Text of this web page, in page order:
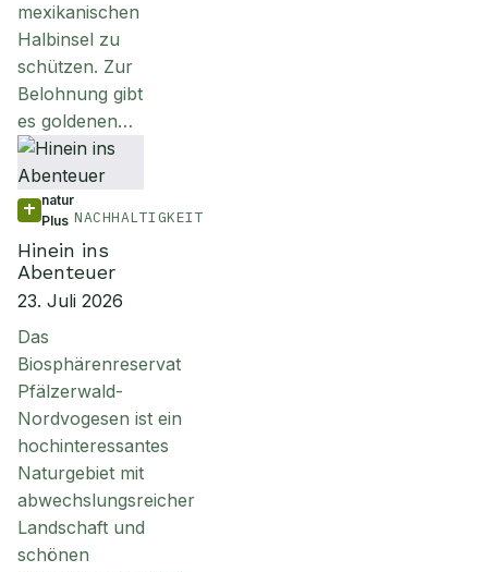
mexikanischen
Halbinsel zu
schützen. Zur
Belohnung gibt
es goldenen…
natur
Plus NACHHALTIGKEIT
Hinein ins
Abenteuer
23. Juli 2026
Das
Biosphärenreservat
Pfälzerwald-
Nordvogesen ist ein
hochinteressantes
Naturgebiet mit
abwechslungsreicher
Landschaft und
schönen